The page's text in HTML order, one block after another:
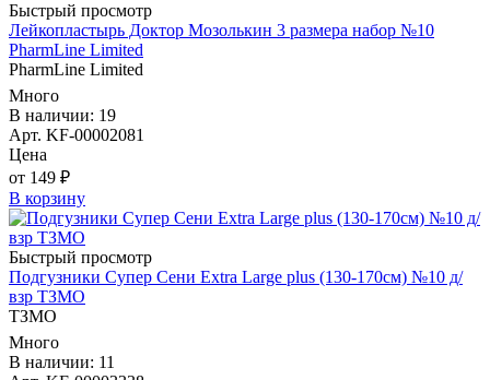
Быстрый просмотр
Лейкопластырь Доктор Мозолькин 3 размера набор №10
PharmLine Limited
PharmLine Limited
Много
В наличии: 19
Арт. KF-00002081
Цена
от 149 ₽
В корзину
Быстрый просмотр
Подгузники Супер Сени Extra Large plus (130-170см) №10 д/
взр ТЗМО
ТЗМО
Много
В наличии: 11